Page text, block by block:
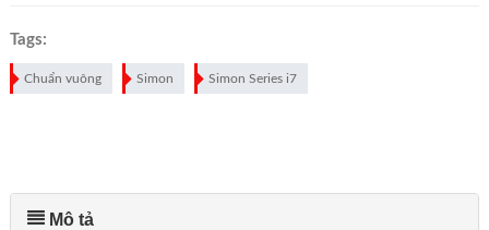
Tags:
Chuẩn vuông Simon Simon Series i7
Mô tả